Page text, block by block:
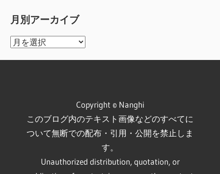
月別アーカイブ
月
Copyright © Nanghi
このブログ内のテキスト画像などのすべてに
ついて無断での配布・引用・公開を禁止しま
す。
Unauthorized distribution, quotation, or